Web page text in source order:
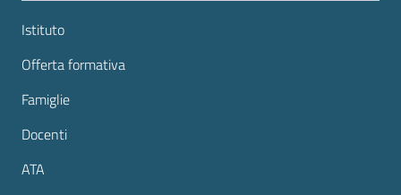
Istituto
Offerta formativa
Famiglie
Docenti
ATA